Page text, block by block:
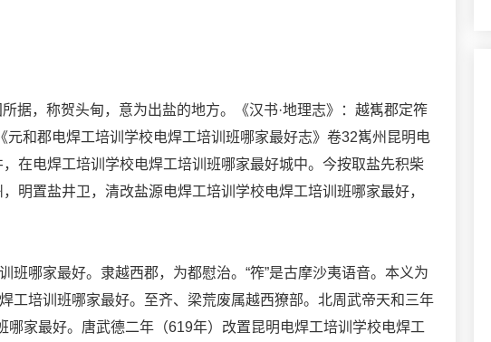
据，称贺头甸，意为出盐的地方。《汉书·地理志》：越嶲郡定筰
元和郡电焊工培训学校电焊工培训班哪家最好志》卷32嶲州昆明电
在电焊工培训学校电焊工培训班哪家最好城中。今按取盐先积柴
明置盐井卫，清改盐源电焊工培训学校电焊工培训班哪家最好，
班哪家最好。隶越西郡，为都慰治。“筰”是古摩沙夷语音。本义为
工培训班哪家最好。至齐、梁荒废属越西獠部。北周武帝天和三年
哪家最好。唐武德二年（619年）改置昆明电焊工培训学校电焊工